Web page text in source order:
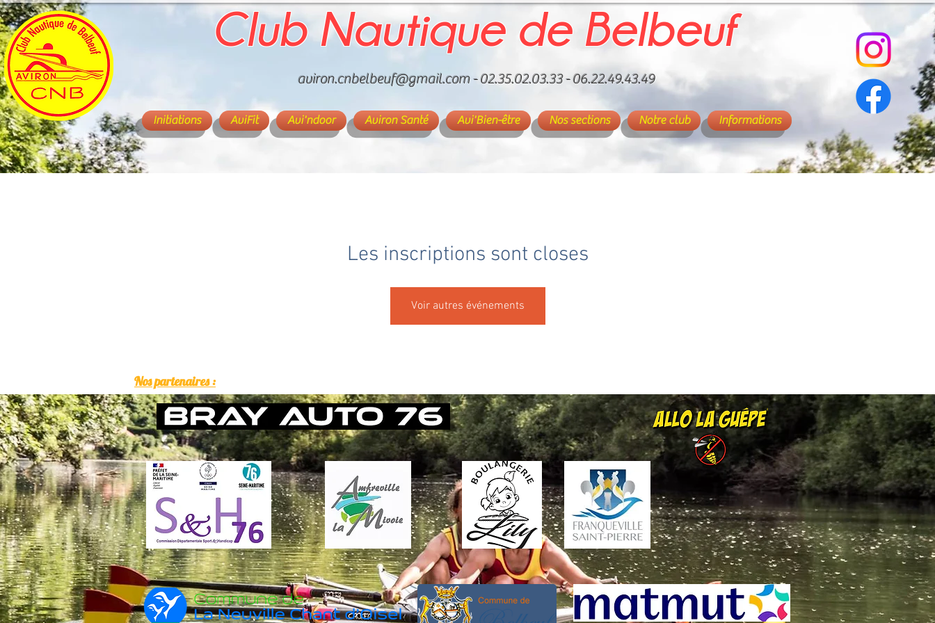
Club Nautique de Belbeuf
aviron.cnbelbeuf@gmail.com- 02.35.02.03.33 - 06.22.49.43.49
Initiations AviFit Avi'ndoor Aviron Santé Avi'Bien-être Nos sections Notre club Informations
Les inscriptions sont closes
Voir autres événements
Nos partenaires :